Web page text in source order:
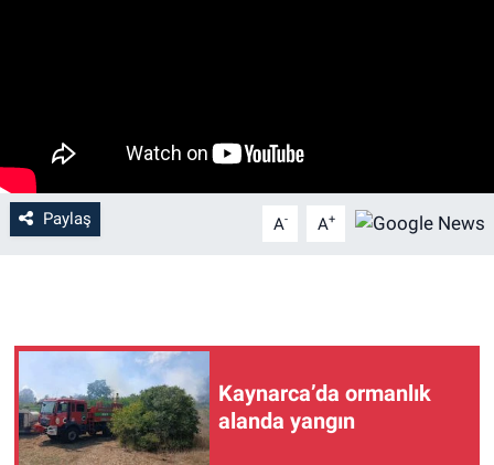
Paylaş A- A+
Kaynarca’da ormanlık
alanda yangın